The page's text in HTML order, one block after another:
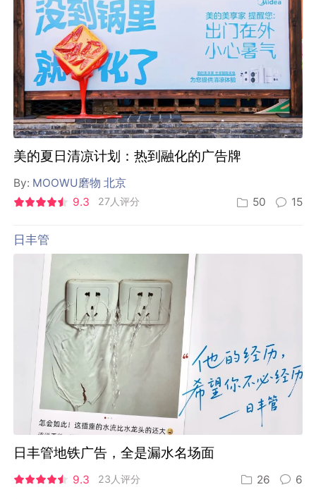
美的夏日清凉计划：热到融化的广告牌
By: MOOWU磨物 北京
9.3
27人评分 50 15
日丰管
日丰管地铁广告，全是漏水名场面
9.3 23人评分 26 6